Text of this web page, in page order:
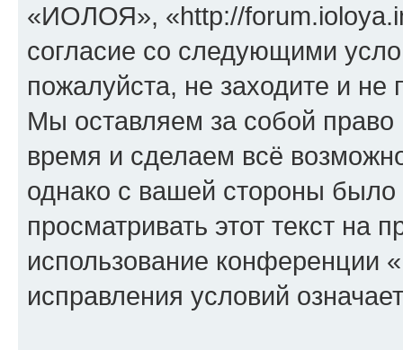
«ИОЛОЯ», «http://
согласие со следующими
пожалуйста, не заходите и
Мы оставляем за собой
время и сделаем всё
однако с вашей стороны
просматривать этот текст на
использование
исправления условий